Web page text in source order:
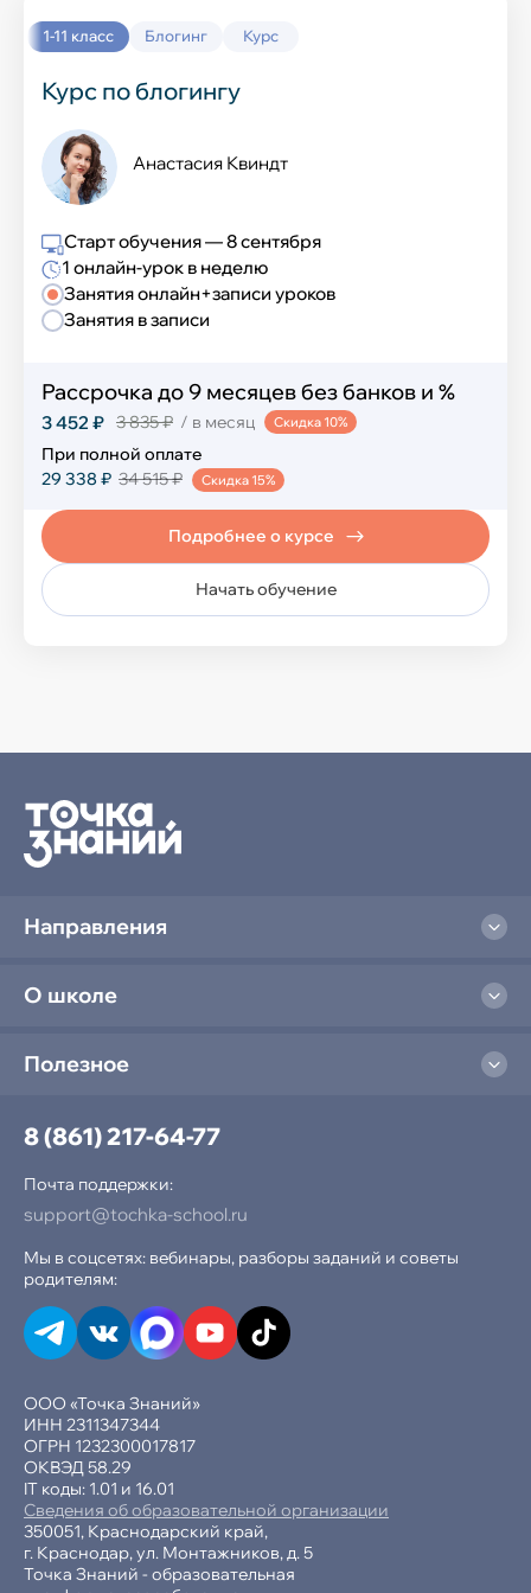
География
Обществознание
Английский язык
ИЗО и технология
Физическая культура
Китайский язык
Французский язык
IT-курсы
Компьютерная грамотность
Создание сайтов
Программирование на Python
Программирование в Minecraft
Разработка игр в Roblox
Графический дизайн в Figma
Нейросеть и ИИ
Разработка игр в Unity
Развивающие курсы
1-11 класс Блогинг Курс
Курс по блогингу
Анастасия Квиндт
Занятия онлайн+записи уроков
Занятия в записи
Старт обучения — 8 сентября
1 онлайн-урок в неделю
Рассрочка до 9 месяцев без банков и %
3 452 ₽ 3 835 ₽ / в месяц Скидка 10%
При полной оплате
29 338 ₽ 34 515 ₽ Скидка 15%
Начать обучение
Подробнее о курсе
ООО «Точка Знаний»
ИНН 2311347344
ОГРН 1232300017817
ОКВЭД 58.29
IT коды: 1.01 и 16.01
Сведения об образовательной организации
350051, Краснодарский край,
г. Краснодар, ул. Монтажников, д. 5
Точка Знаний - образовательная
Направления
О школе
Полезное
8 (861) 217-64-77
Почта поддержки:
support@tochka-school.ru
Мы в соцсетях: вебинары, разборы заданий и советы
родителям: